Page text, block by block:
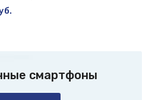
смартфоны